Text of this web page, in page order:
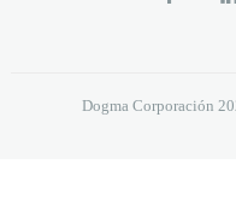
Dogma Corporación